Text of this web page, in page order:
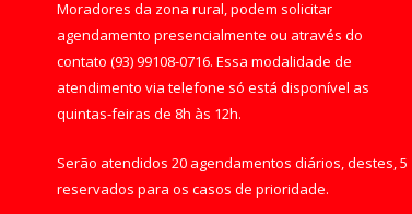
Moradores da zona rural, podem solicitar
agendamento presencialmente ou através do
contato (93) 99108-0716. Essa modalidade de
atendimento via telefone só está disponível as
quintas-feiras de 8h às 12h.
Serão atendidos 20 agendamentos diários, destes, 5
reservados para os casos de prioridade.